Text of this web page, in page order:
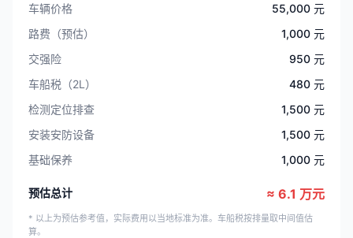
车辆价格
55,000 元
路费（预估）
1,000 元
交强险
950 元
车船税（2L）
480 元
检测定位排查
1,500 元
安装安防设备
1,500 元
基础保养
1,000 元
预估总计 ≈ 6.1 万元
* 以上为预估参考值，实际费用以当地标准为准。车船税按排量取中间值估
算。